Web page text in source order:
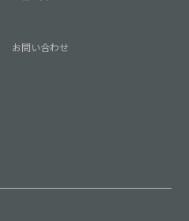
お問い合わせ